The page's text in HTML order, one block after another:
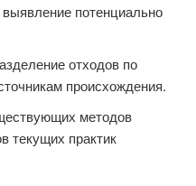
потенциально
отходов по
происхождения.
методов
текущих практик